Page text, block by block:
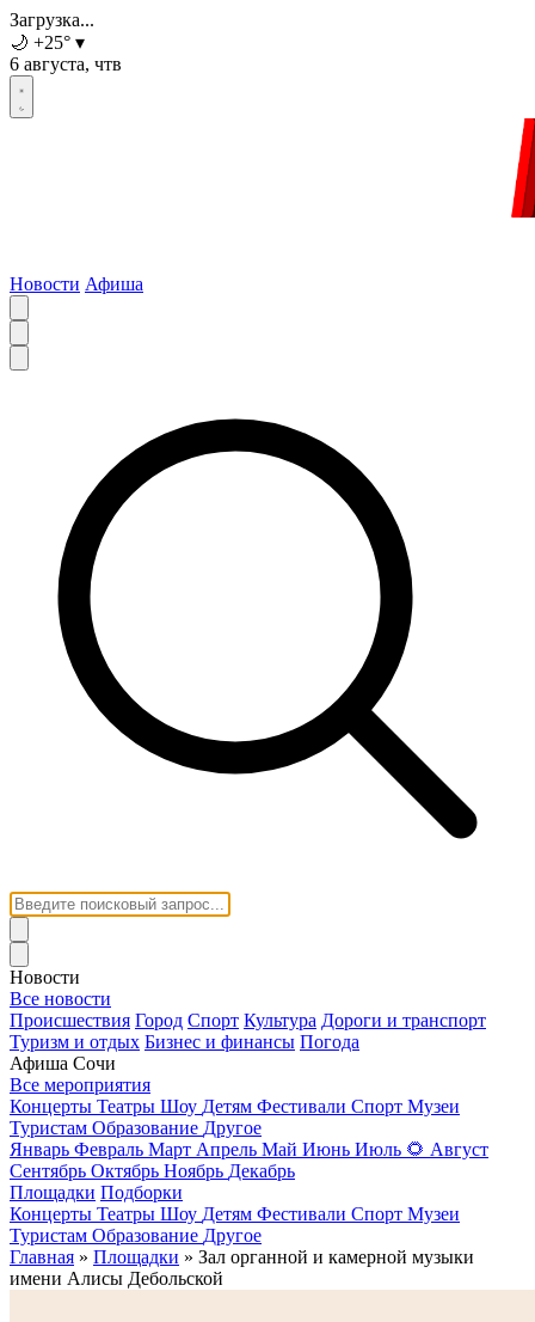
Загрузка...
🌙 +25° ▾
6 августа, чтв
Новости Афиша
Новости
Все новости
Происшествия Город Спорт Культура Дороги и транспорт
Туризм и отдых Бизнес и финансы Погода
Афиша Сочи
Все мероприятия
Концерты Театры Шоу Детям Фестивали Спорт Музеи
Туристам Образование Другое
Январь Февраль Март Апрель Май Июнь Июль 🌻 Август
Сентябрь Октябрь Ноябрь Декабрь
Площадки Подборки
Концерты Театры Шоу Детям Фестивали Спорт Музеи
Туристам Образование Другое
Главная » Площадки » Зал органной и камерной музыки
имени Алисы Дебольской